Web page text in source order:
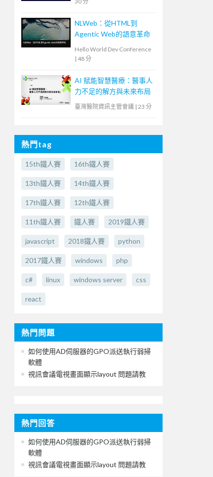
NLWeb：從HTML到
Agentic Web的語意革命
Hello World Dev Conference
| 48 分
AI 賦能智慧醫療：醫事人
力不足的解方與未來布局
臺灣醫院資訊主管會議 | 23 分
熱門tag
15th鐵人賽 16th鐵人賽
13th鐵人賽 14th鐵人賽
17th鐵人賽 12th鐵人賽
11th鐵人賽 鐵人賽 2019鐵人賽
javascript 2018鐵人賽 python
2017鐵人賽 windows php
c# linux windows server css
react
熱門問題
如何使用AD伺服器的GPO派送執行弱掃
軟體
視訊會議電視畫面顯示layout 問題請教
熱門回答
如何使用AD伺服器的GPO派送執行弱掃
軟體
視訊會議電視畫面顯示layout 問題請教